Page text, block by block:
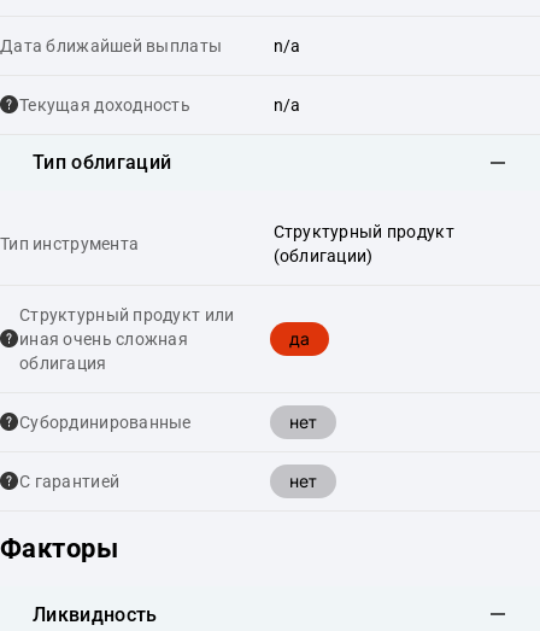
Дата ближайшей выплаты n/a
Текущая доходность n/a
Тип облигаций
Тип инструмента
Структурный продукт
(облигации)
Структурный продукт или
иная очень сложная
облигация
да
Cубординированные нет
С гарантией нет
Факторы
Ликвидность